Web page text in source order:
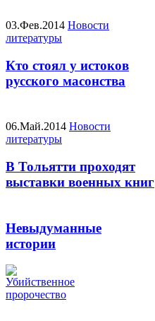
03.Фев.2014 Новости
литературы
Кто стоял у истоков
русского масонства
06.Май.2014 Новости
литературы
В Тольятти проходят
выставки военных книг
Невыдуманные
истории